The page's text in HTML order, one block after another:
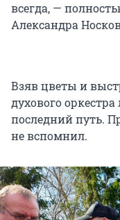
всегда, —
Александра
Взяв цветы и
духового
последний путь.
не вспомнил.